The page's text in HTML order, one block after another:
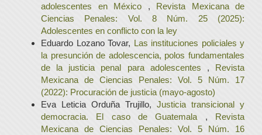
adolescentes en México , Revista Mexicana de
Ciencias Penales: Vol. 8 Núm. 25 (2025):
Adolescentes en conflicto con la ley
Eduardo Lozano Tovar, Las instituciones policiales y
la presunción de adolescencia, polos fundamentales
de la justicia penal para adolescentes , Revista
Mexicana de Ciencias Penales: Vol. 5 Núm. 17
(2022): Procuración de justicia (mayo-agosto)
Eva Leticia Orduña Trujillo, Justicia transicional y
democracia. El caso de Guatemala , Revista
Mexicana de Ciencias Penales: Vol. 5 Núm. 16